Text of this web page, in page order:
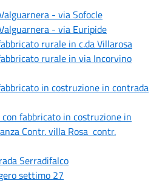
- via Sofocle
- via Euripide
rurale in c.da Villarosa
rurale in via Incorvino
in costruzione in contrada
fabbricato in costruzione in
Contr. villa Rosa contr.
Serradifalco
settimo 27